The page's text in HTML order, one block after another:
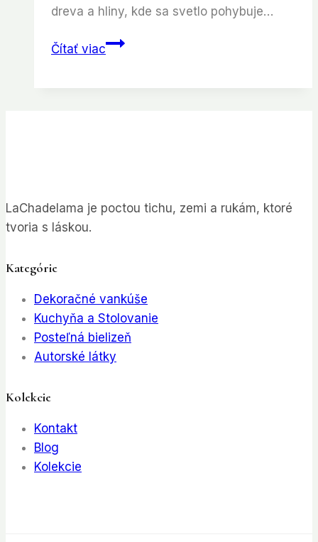
dreva a hliny, kde sa svetlo pohybuje…
Čítať viacDom,
LaChadelama je poctou tichu, zemi a rukám, ktoré
tvoria s láskou.
Kategórie
Dekoračné vankúše
Kuchyňa a Stolovanie
Posteľná bielizeň
Autorské látky
Kolekcie
Kontakt
Blog
Kolekcie